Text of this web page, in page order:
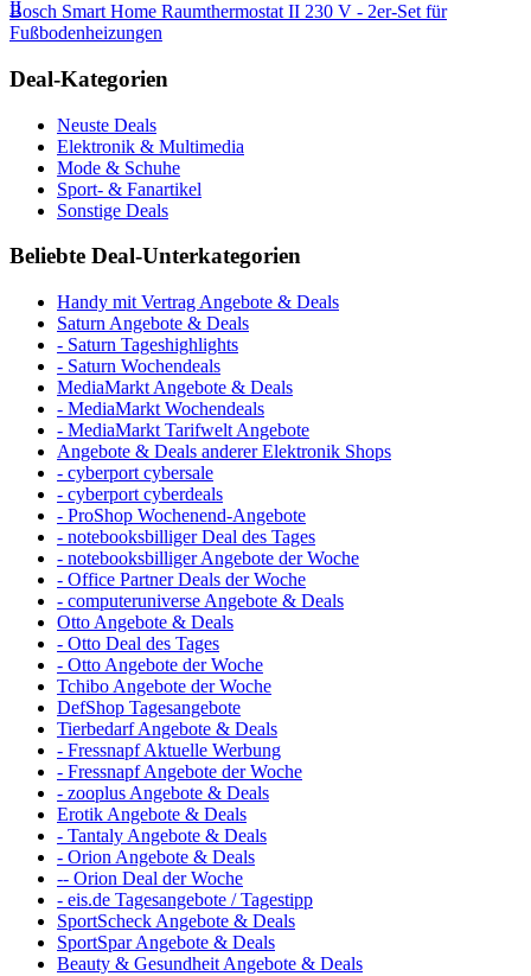
Bosch Smart Home Raumthermostat II 230 V - 2er-Set für
Fußbodenheizungen
Deal-Kategorien
Neuste Deals
Elektronik & Multimedia
Mode & Schuhe
Sport- & Fanartikel
Sonstige Deals
Beliebte Deal-Unterkategorien
Handy mit Vertrag Angebote & Deals
Saturn Angebote & Deals
- Saturn Tageshighlights
- Saturn Wochendeals
MediaMarkt Angebote & Deals
- MediaMarkt Wochendeals
- MediaMarkt Tarifwelt Angebote
Angebote & Deals anderer Elektronik Shops
- cyberport cybersale
- cyberport cyberdeals
- ProShop Wochenend-Angebote
- notebooksbilliger Deal des Tages
- notebooksbilliger Angebote der Woche
- Office Partner Deals der Woche
- computeruniverse Angebote & Deals
Otto Angebote & Deals
- Otto Deal des Tages
- Otto Angebote der Woche
Tchibo Angebote der Woche
DefShop Tagesangebote
Tierbedarf Angebote & Deals
- Fressnapf Aktuelle Werbung
- Fressnapf Angebote der Woche
- zooplus Angebote & Deals
Erotik Angebote & Deals
- Tantaly Angebote & Deals
- Orion Angebote & Deals
-- Orion Deal der Woche
- eis.de Tagesangebote / Tagestipp
SportScheck Angebote & Deals
SportSpar Angebote & Deals
Beauty & Gesundheit Angebote & Deals